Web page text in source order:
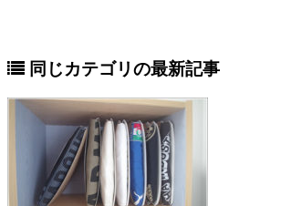
同じカテゴリの最新記事